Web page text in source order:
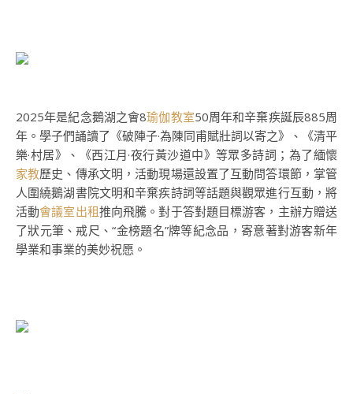
2025年是紀念鵝湖之會8瑜伽教室50周年和辛棄疾誕辰885周
年。學子們誦讀了《破陣子·為陳同甫賦壯詞以寄之》、《清平
樂·村居》、《西江月·夜行黃沙道中》等眾多詩詞；為了緬懷
家教歷史、傳承文明，活動現場還設置了互動問答環節，掌管
人圍繞鵝湖書院文明和辛棄疾詩詞等話題與觀眾進行互動，將
活動會議室出租推向飛騰。對于答對題目標游客，主辦方贈送
了狀元筆、戒尺、“金榜題名”牌等紀念品，寄意著對游客新年
學業和事業的美妙祝愿。